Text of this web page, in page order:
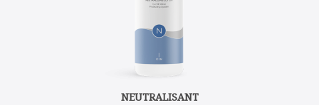
NEUTRALISANT